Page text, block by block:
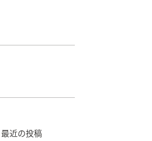
最近の投稿